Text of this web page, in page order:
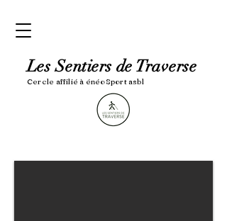
Les Sentiers de Traverse
Cercle affilié à énéoSport asbl